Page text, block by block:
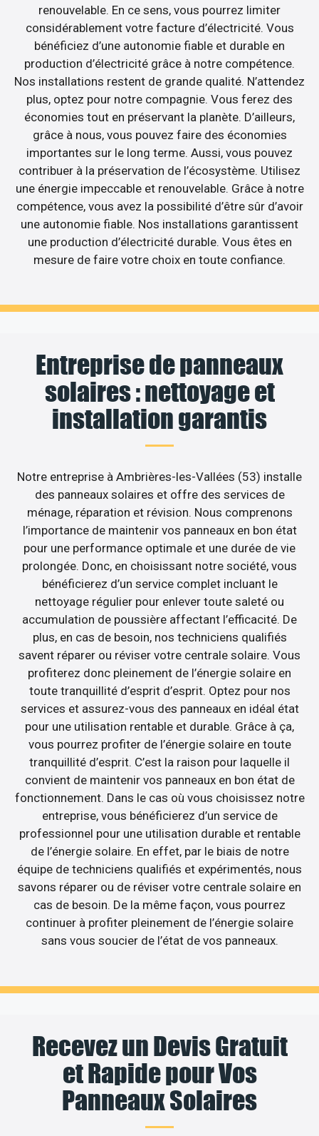
renouvelable. En ce sens, vous pourrez limiter
considérablement votre facture d’électricité. Vous
bénéficiez d’une autonomie fiable et durable en
production d’électricité grâce à notre compétence.
Nos installations restent de grande qualité. N’attendez
plus, optez pour notre compagnie. Vous ferez des
économies tout en préservant la planète. D’ailleurs,
grâce à nous, vous pouvez faire des économies
importantes sur le long terme. Aussi, vous pouvez
contribuer à la préservation de l’écosystème. Utilisez
une énergie impeccable et renouvelable. Grâce à notre
compétence, vous avez la possibilité d’être sûr d’avoir
une autonomie fiable. Nos installations garantissent
une production d’électricité durable. Vous êtes en
mesure de faire votre choix en toute confiance.
Entreprise de panneaux
solaires : nettoyage et
installation garantis
Notre entreprise à Ambrières-les-Vallées (53) installe
des panneaux solaires et offre des services de
ménage, réparation et révision. Nous comprenons
l’importance de maintenir vos panneaux en bon état
pour une performance optimale et une durée de vie
prolongée. Donc, en choisissant notre société, vous
bénéficierez d’un service complet incluant le
nettoyage régulier pour enlever toute saleté ou
accumulation de poussière affectant l’efficacité. De
plus, en cas de besoin, nos techniciens qualifiés
savent réparer ou réviser votre centrale solaire. Vous
profiterez donc pleinement de l’énergie solaire en
toute tranquillité d’esprit d’esprit. Optez pour nos
services et assurez-vous des panneaux en idéal état
pour une utilisation rentable et durable. Grâce à ça,
vous pourrez profiter de l’énergie solaire en toute
tranquillité d’esprit. C’est la raison pour laquelle il
convient de maintenir vos panneaux en bon état de
fonctionnement. Dans le cas où vous choisissez notre
entreprise, vous bénéficierez d’un service de
professionnel pour une utilisation durable et rentable
de l’énergie solaire. En effet, par le biais de notre
équipe de techniciens qualifiés et expérimentés, nous
savons réparer ou de réviser votre centrale solaire en
cas de besoin. De la même façon, vous pourrez
continuer à profiter pleinement de l’énergie solaire
sans vous soucier de l’état de vos panneaux.
Recevez un Devis Gratuit
et Rapide pour Vos
Panneaux Solaires